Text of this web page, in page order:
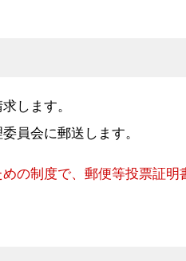
します。
員会に郵送します。
の制度で、郵便等投票証明